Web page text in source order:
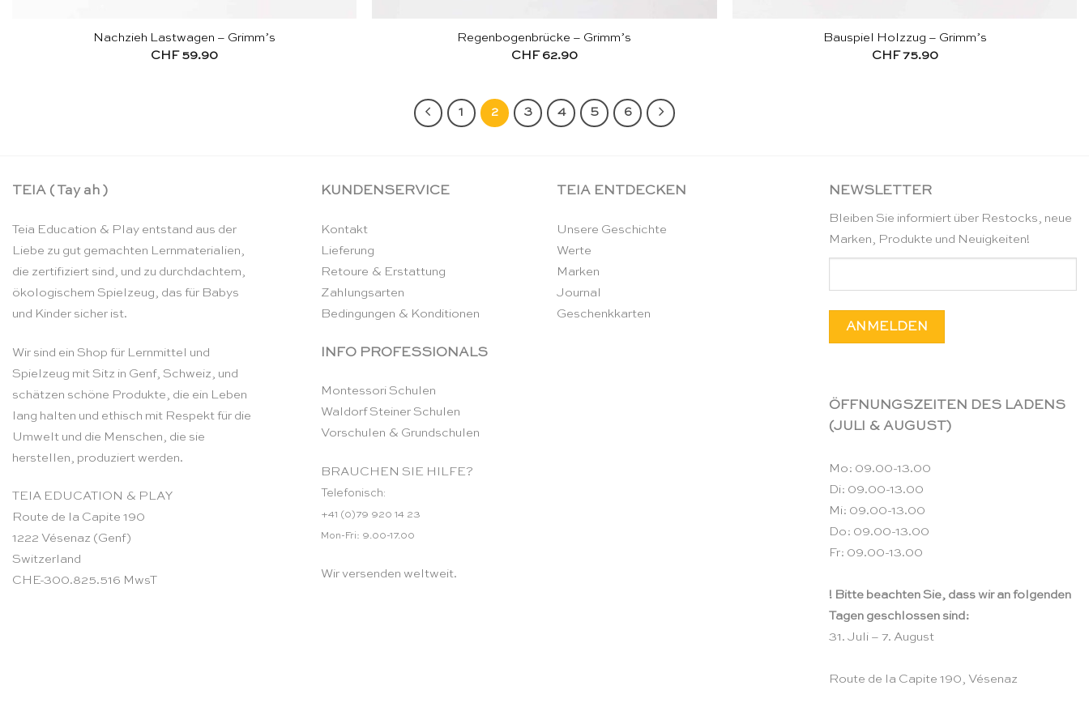
Nachzieh Lastwagen – Grimm’s
CHF59.90
Regenbogenbrücke – Grimm’s
CHF62.90
Bauspiel Holzzug – Grimm’s
CHF75.90
1 2 3 4 5 6
TEIA ( Tay ah )
Teia Education & Play entstand aus der
Liebe zu gut gemachten Lernmaterialien,
die zertifiziert sind, und zu durchdachtem,
ökologischem Spielzeug, das für Babys
und Kinder sicher ist.
Wir sind ein Shop für Lernmittel und
Spielzeug mit Sitz in Genf, Schweiz, und
schätzen schöne Produkte, die ein Leben
lang halten und ethisch mit Respekt für die
Umwelt und die Menschen, die sie
herstellen, produziert werden.
TEIA EDUCATION & PLAY
Route de la Capite 190
1222 Vésenaz (Genf)
Switzerland
CHE-300.825.516 MwsT
KUNDENSERVICE
Kontakt
Lieferung
Retoure & Erstattung
Zahlungsarten
Bedingungen & Konditionen
INFO PROFESSIONALS
Montessori Schulen
Waldorf Steiner Schulen
Vorschulen & Grundschulen
BRAUCHEN SIE HILFE?
Telefonisch:
+41 (0)79 920 14 23
Mon-Fri: 9.00-17.00
Wir versenden weltweit.
TEIA ENTDECKEN
Unsere Geschichte
Werte
Marken
Journal
Geschenkkarten
NEWSLETTER
Bleiben Sie informiert über Restocks, neue
Marken, Produkte und Neuigkeiten!
ÖFFNUNGSZEITEN DES LADENS
(JULI & AUGUST)
Mo: 09.00-13.00
Di: 09.00-13.00
Mi: 09.00-13.00
Do: 09.00-13.00
Fr: 09.00-13.00
! Bitte beachten Sie, dass wir an folgenden
Tagen geschlossen sind:
31. Juli – 7. August
Route de la Capite 190, Vésenaz